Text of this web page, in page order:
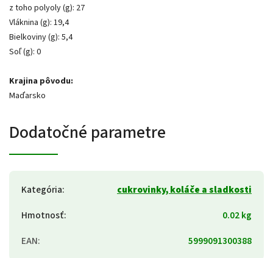
z toho polyoly (g): 27
Vláknina (g): 19,4
Bielkoviny (g): 5,4
Soľ (g): 0
Krajina pôvodu:
Maďarsko
Dodatočné parametre
Kategória:
cukrovinky, koláče a sladkosti
Hmotnosť:
0.02 kg
EAN: 5999091300388